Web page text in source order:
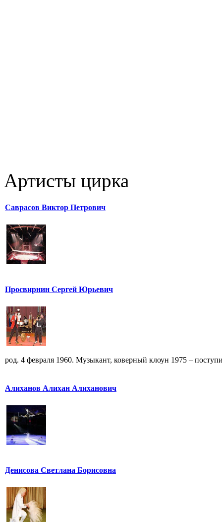
Артисты цирка
Саврасов Виктор Петрович
Просвирнин Сергей Юрьевич
род. 4 февраля 1960. Музыкант, коверный клоун 1975 –
Алиханов Алихан Алиханович
Денисова Светлана Борисовна